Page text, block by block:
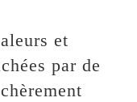
et
par de